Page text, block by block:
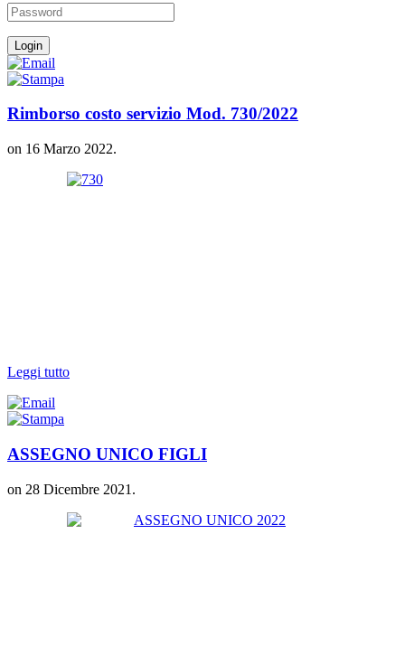
Rimborso costo servizio Mod. 730/2022
on 16 Marzo 2022.
Leggi tutto
ASSEGNO UNICO FIGLI
on 28 Dicembre 2021 .